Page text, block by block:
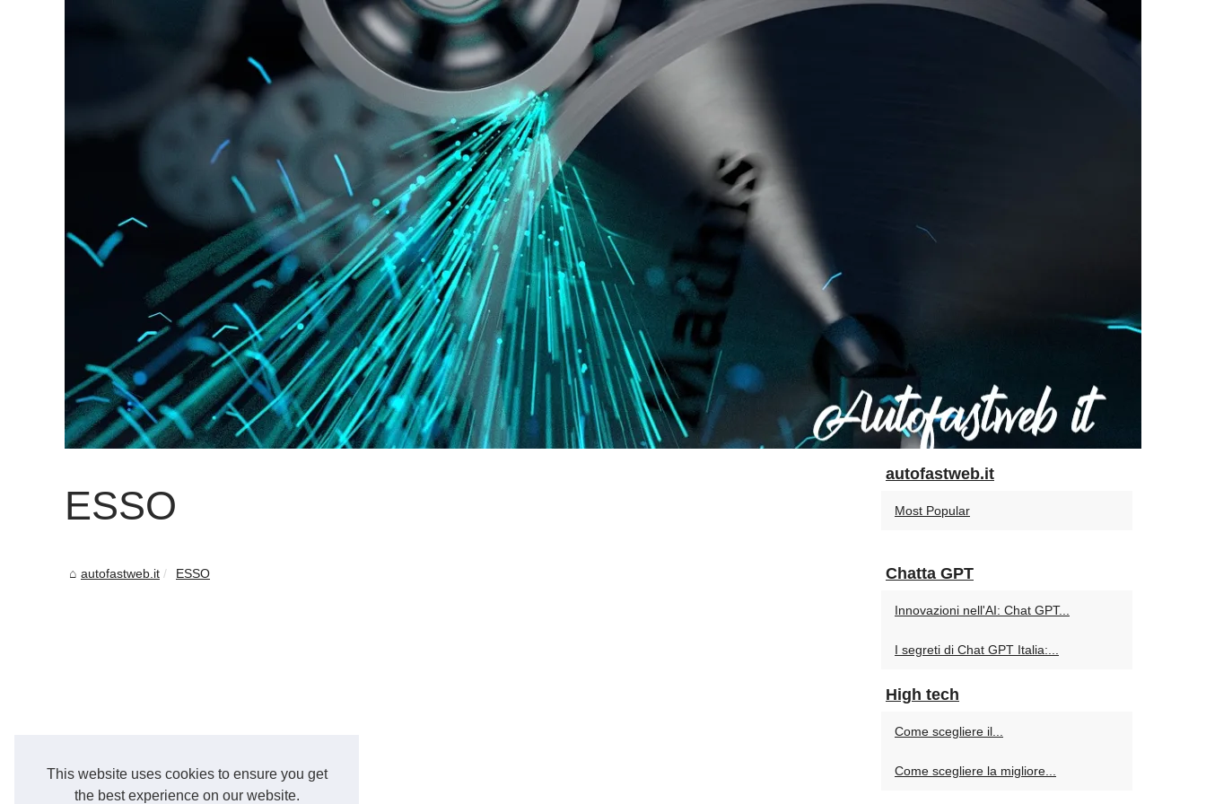
This website uses cookies to ensure you get
the best experience on our website.
ESSO
autofastweb.it ESSO
autofastweb.it
Most Popular
Chatta GPT
Innovazioni nell'AI: Chat GPT...
I segreti di Chat GPT Italia:...
High tech
Come scegliere il...
Come scegliere la migliore...